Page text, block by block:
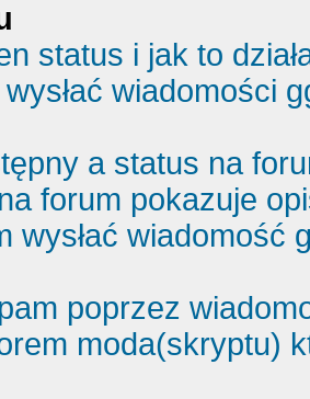
status i jak to
wiadomości
a status na
forum pokazuje
wysłać
poprzez
moda(skryptu)